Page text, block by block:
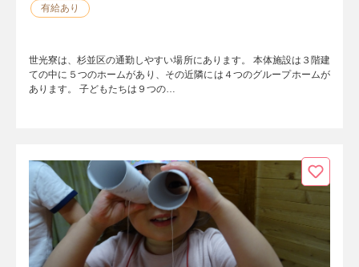
有給あり
世光寮は、杉並区の通勤しやすい場所にあります。 本体施設は３階建
ての中に５つのホームがあり、その近隣には４つのグループホームが
あります。 子どもたちは９つの…